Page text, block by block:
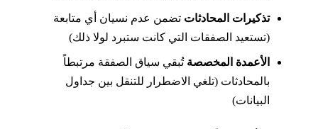
تذكيرات المحادثاتتضمن عدم نسيان أي متابعة
(تستعيد الصفقات التي كانت ستبرد لولا ذلك)
الأعمدة المخصصةتُبقي سياق الصفقة مرتبطاً
بالمحادثات (تلغي الاضطرار للتنقل بين جداول
البيانات)